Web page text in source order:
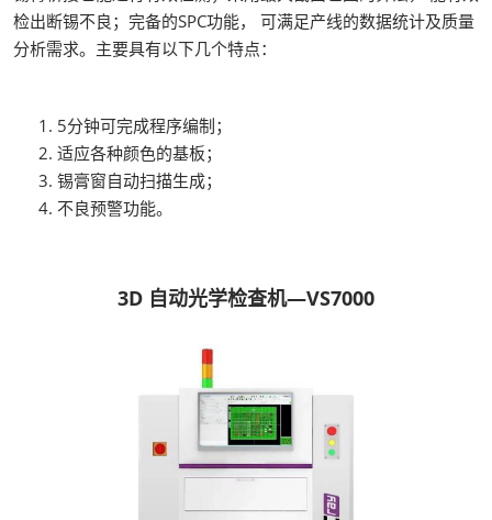
检出断锡不良；完备的SPC功能， 可满足产线的数据统计及质量
分析需求。主要具有以下几个特点：
5分钟可完成程序编制；
适应各种颜色的基板；
锡膏窗自动扫描生成；
不良预警功能。
3D 自动光学检查机—VS7000